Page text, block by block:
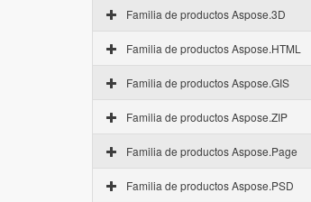
Familia de productos Aspose.3D
Familia de productos Aspose.HTML
Familia de productos Aspose.GIS
Familia de productos Aspose.ZIP
Familia de productos Aspose.Page
Familia de productos Aspose.PSD